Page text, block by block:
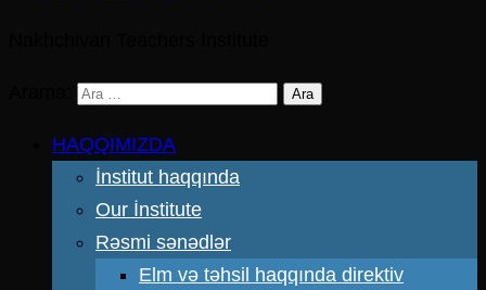
HAQQIMIZDA
İnstitut haqqında
Our İnstitute
Rəsmi sənədlər
Elm və təhsil haqqında direktiv